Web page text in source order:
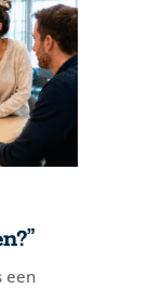
een